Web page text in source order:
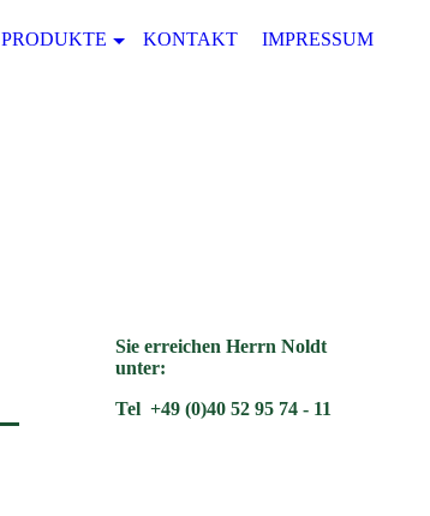
PRODUKTE KONTAKT IMPRESSUM
Sie erreichen Herrn Noldt
unter:
Tel +49 (0)40 52 95 74 - 11